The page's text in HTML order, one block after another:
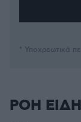
* Υποχρεωτικά
ΡΟΗ